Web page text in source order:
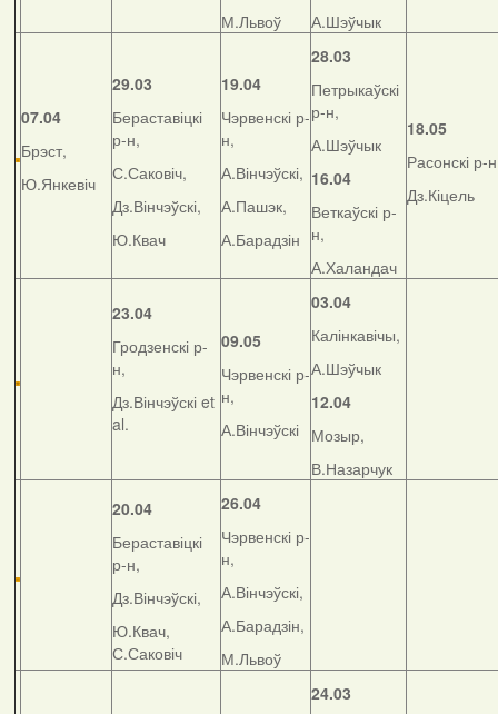
М.Львоў
А.Шэўчык
07.04
Брэст,
Ю.Янкевіч
29.03
Бераставіцкі
р-н,
С.Саковіч,
Дз.Вінчэўскі,
Ю.Квач
19.04
Чэрвенскі р-
н,
А.Вінчэўскі,
А.Пашэк,
А.Барадзін
28.03
Петрыкаўскі
р-н,
А.Шэўчык
16.04
Веткаўскі р-
н,
А.Халандач
18.05
Расонскі р-
Дз.Кіцель
23.04
Гродзенскі р-
н,
Дз.Вінчэўскі et
al.
09.05
Чэрвенскі р-
н,
А.Вінчэўскі
03.04
Калінкавічы,
А.Шэўчык
12.04
Мозыр,
В.Назарчук
20.04
Бераставіцкі
р-н,
Дз.Вінчэўскі,
Ю.Квач,
С.Саковіч
26.04
Чэрвенскі р-
н,
А.Вінчэўскі,
А.Барадзін,
М.Львоў
24.03